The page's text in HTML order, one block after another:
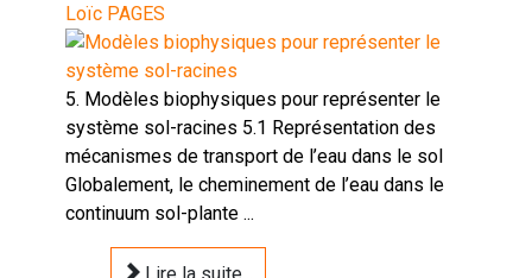
Loïc PAGES
5. Modèles biophysiques pour représenter le
système sol-racines 5.1 Représentation des
mécanismes de transport de l’eau dans le sol
Globalement, le cheminement de l’eau dans le
continuum sol-plante ...